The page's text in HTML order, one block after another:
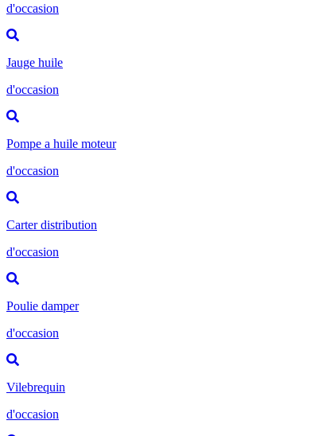
d'occasion
Jauge huile
d'occasion
Pompe a huile moteur
d'occasion
Carter distribution
d'occasion
Poulie damper
d'occasion
Vilebrequin
d'occasion